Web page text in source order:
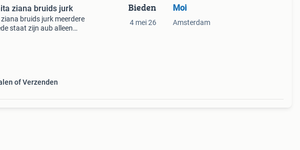
ziana bruids jurk
bruids jurk meerdere
staat zijn aub alleen
of Verzenden
Bieden
4 mei 26
Moi
Amsterdam